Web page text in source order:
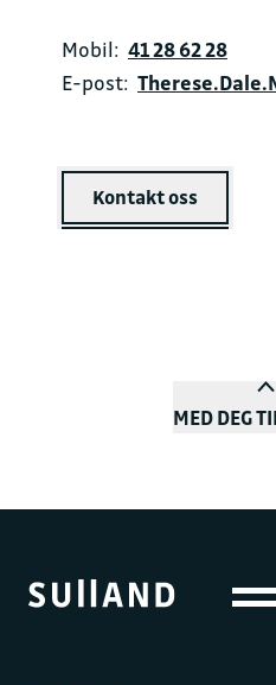
Mobil: 41 28 62 28
E-post:
Kontakt oss
MED DEG